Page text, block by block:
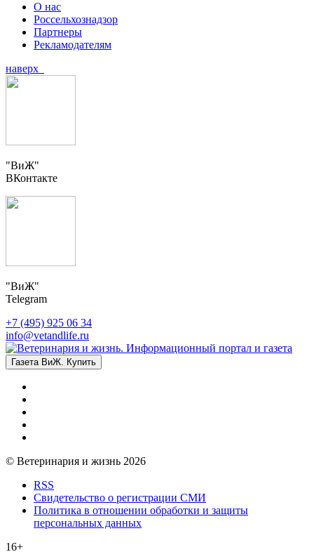
О нас
Россельхознадзор
Партнеры
Рекламодателям
наверх
"ВиЖ"
ВКонтакте
"ВиЖ"
Telegram
+7 (495) 925 06 34
info@vetandlife.ru
Газета ВиЖ. Купить
© Ветеринария и жизнь 2026
RSS
Свидетельство о регистрации СМИ
Политика в отношении обработки и защиты
персональных данных
16+